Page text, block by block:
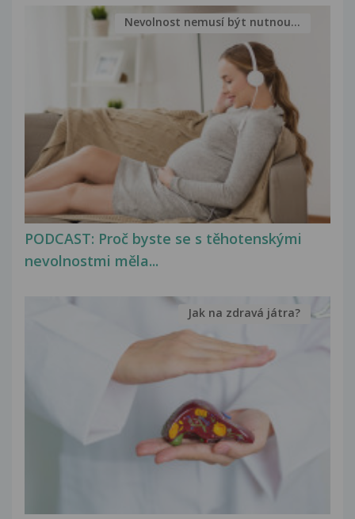
PODCAST: Proč byste se s těhotenskými
nevolnostmi měla...
Nevolnost nemusí být nutnou...
Jak na zdravá játra?